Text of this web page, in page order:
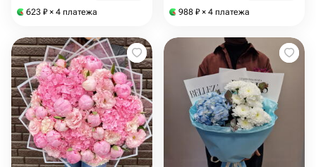
623 ₽ × 4 платежа 988 ₽ × 4 платежа